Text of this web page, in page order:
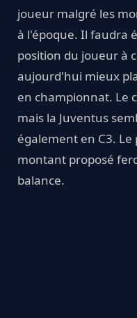
joueur malgré les
à l'époque. Il faudra
position du joueur à
aujourd'hui mieux
en championnat. Le
mais la Juventus
également en C3. Le
montant proposé
balance.